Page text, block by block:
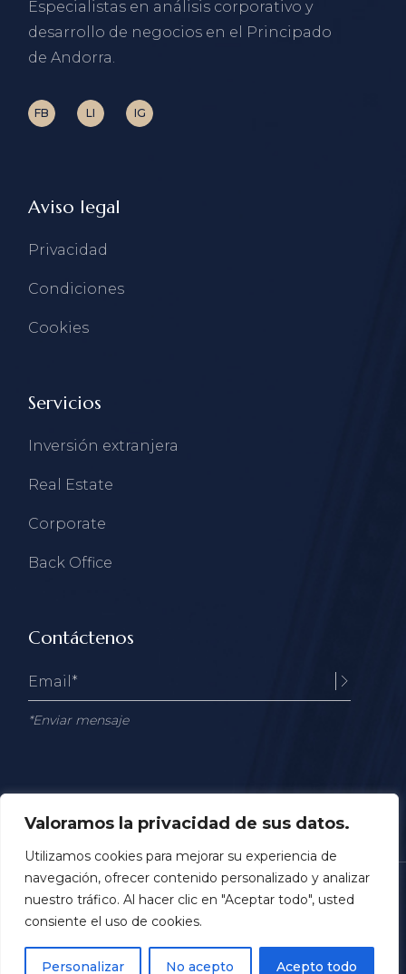
Valoramos la privacidad de sus datos.
Utilizamos cookies para mejorar su experiencia de
navegación, ofrecer contenido personalizado y analizar
nuestro tráfico. Al hacer clic en "Aceptar todo", usted
consiente el uso de cookies.
Personalizar No acepto Acepto todo
Especialistas en análisis corporativo y
desarrollo de negocios en el Principado
de Andorra.
FB LI IG
Aviso legal
Privacidad
Condiciones
Cookies
Servicios
Inversión extranjera
Real Estate
Corporate
Back Office
Contáctenos
*Enviar mensaje
©2025Andorra Corporate. Todos los derechos
BNS Security.